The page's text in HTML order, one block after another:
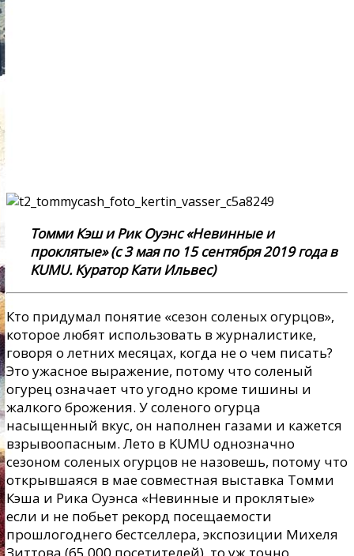
Томми Кэш и Рик Oуэнс «Невинные и
проклятые» (с 3 мая по 15 сентября 2019 года в
KUMU. Куратор Кати Ильвес)
Кто придумал понятие «сезон соленых огурцов»,
которое любят использовать в журналистике,
говоря о летних месяцах, когда не о чем писать?
Это ужасное выражение, потому что соленый
огурец означает что угодно кроме тишины и
жалкого брожения. У соленого огурца
насыщенный вкус, он наполнен газами и кажется
взрывоопасным. Лето в KUMU однозначно
cезоном соленых огурцов не назовешь, потому что
открывшаяся в мае совместная выставка Томми
Кэша и Рика Оуэнса «Невинные и проклятые»
если и не побьет рекорд посещаемости
прошлогоднего бестселлера, экспозиции Михеля
Зиттова (65 000 посетителей), то уж точно